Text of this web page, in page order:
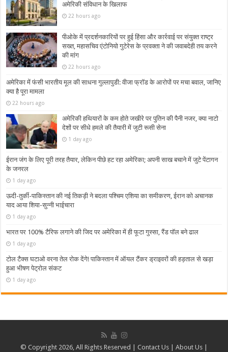
अमेरिकी संविधान के खिलाफ
22 hours ago
पीओके में प्रदर्शनकारियों पर हुई हिंसा और कार्रवाई पर संयुक्त राष्ट्र
सख्त, महासचिव एंटोनियो गुटेरेस के प्रवक्ता ने की जवाबदेही तय करने
की मांग
22 hours ago
अमेरिका में फंसी भारतीय मूल की साधना गुल्लापुडी: वीजा फ्रॉड के आरोपों पर मचा बवाल, जानिए
क्या है पूरा मामला
22 hours ago
अमेरिकी हथियारों के कम होते जखीरे पर पुतिन की पैनी नजर, क्या नाटो
देशों पर सीधे हमले की तैयारी में जुटी रूसी सेना
1 day ago
ईरान जंग के लिए पूरी तरह तैयार, लेकिन पीछे हट रहा अमेरिका; अपनी साख बचाने में जुटे पेंटागन
के जनरल
1 day ago
ऊदी-तुर्की-पाकिस्तान की नई तिकड़ी ने बदला पश्चिम एशिया का समीकरण, ईरान को अचानक
याद आया शिया-सुन्नी भाईचारा
1 day ago
भारत पर 100% टैरिफ लगाने की जिद पर अमेरिका में ही फूटा गुस्सा, रैंड पॉल बने ढाल
1 day ago
टोल टैक्स घटाओ वरना तेल रोक देंगे! पाकिस्तान में ऑयल टैंकर ड्राइवरों की हड़ताल से खड़ा
हुआ भीषण पेट्रोल संकट
1 day ago
© Copyright 2026, All Rights Reserved | Contact Us | About Us |